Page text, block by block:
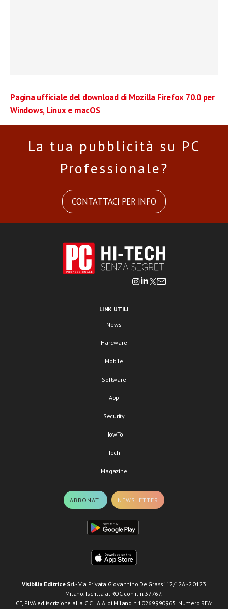
Pagina ufficiale del download di Mozilla Firefox 70.0 per
Windows, Linux e macOS
La tua pubblicità su PC
Professionale?
CONTATTACI PER INFO
LINK UTILI
News
Hardware
Mobile
Software
App
Security
HowTo
Tech
Magazine
ABBONATI NEWSLETTER
Visibilia Editrice Srl- Via Privata Giovannino De Grassi 12/12A - 20123
Milano. Iscritta al ROC con il n.37767.
CF, P.IVA ed iscrizione alla C.C.I.A.A. di Milano n.10269990965. Numero REA: